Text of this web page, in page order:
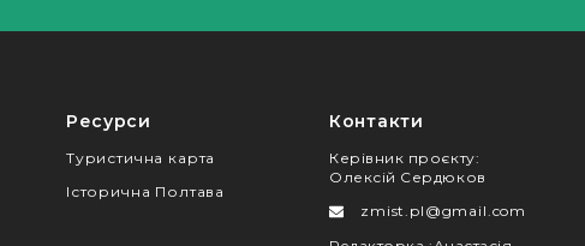
Ресурси
Туристична карта
Історична Полтава
Контакти
Керівник проєкту:
Олексій Сердюков
zmist.pl@gmail.com